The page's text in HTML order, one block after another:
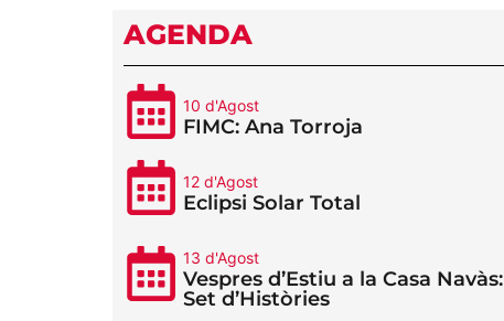
AGENDA
10 d'Agost
FIMC: Ana Torroja
12 d'Agost
Eclipsi Solar Total
13 d'Agost
Vespres d’Estiu a la Casa Navàs:
Set d’Històries